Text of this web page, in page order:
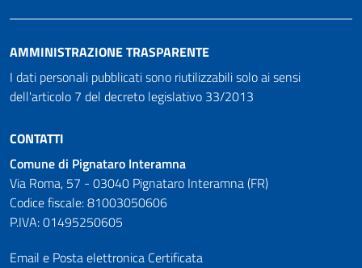
AMMINISTRAZIONE TRASPARENTE
I dati personali pubblicati sono riutilizzabili solo ai sensi
dell'articolo 7 del decreto legislativo 33/2013
CONTATTI
Comune di Pignataro Interamna
Via Roma, 57 - 03040 Pignataro Interamna (FR)
Codice fiscale: 81003050606
P.IVA: 01495250605
Email e Posta elettronica Certificata